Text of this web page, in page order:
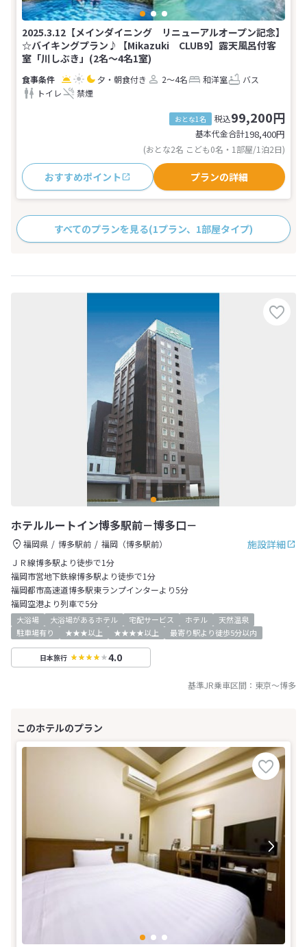
2025.3.12【メインダイニング リニューアルオープン記念】
☆バイキングプラン♪【Mikazuki CLUB9】露天風呂付客
室「川しぶき」(2名～4名1室)
夕・朝食付き 2～4名 和洋室
バス
トイレ
禁煙
おとな1名 税込99,200円
基本代金合計198,400円
(おとな2名 こども0名・1部屋/1泊2日)
おすすめポイント プランの詳細
すべてのプランを見る(1プラン、1部屋タイプ)
ホテルルートイン博多駅前－博多口－
施設詳細
福岡県 博多駅前
福岡（博多駅前）
ＪＲ線博多駅より徒歩で1分
福岡市営地下鉄線博多駅より徒歩で1分
福岡都市高速道博多駅東ランプインターより5分
福岡空港より列車で5分
大浴場 大浴場があるホテル 宅配サービス ホテル
天然温泉
駐車場有り
★★★以上 ★★★★以上 最寄り駅より徒歩5分以内
日本旅行 4.0
基準JR乗車区間： 東京～博多